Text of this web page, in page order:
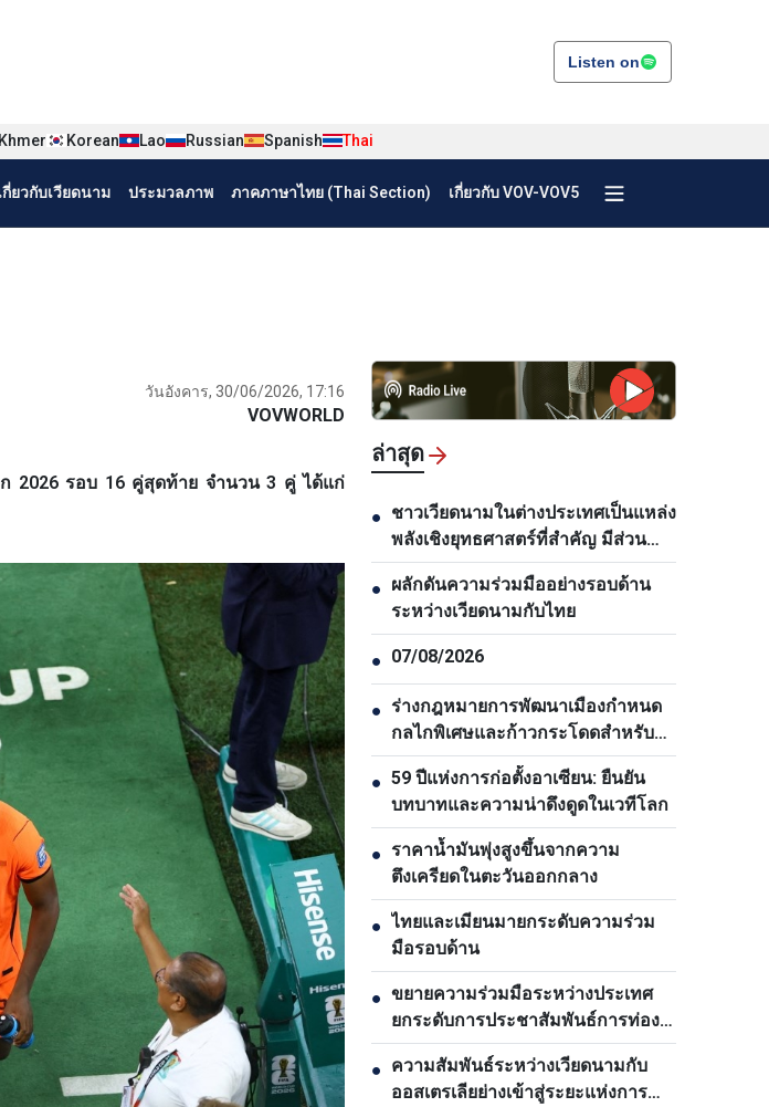
Listen on
Khmer Korean Lao Russian Spanish Thai
ยวกับเวียดนาม ประมวลภาพ ภาคภาษาไทย (Thai Section) เกี่ยวกับ VOV-VOV5
วันอังคาร, 30/06/2026, 17:16
VOVWORLD
ก 2026 รอบ 16 คู่สุดท้าย จำนวน 3 คู่ ได้แก่
ล่าสุด
● ชาวเวียดนามในต่างประเทศเป็นแหล่ง
พลังเชิงยุทธศาสตร์ที่สำคัญ มีส่วน
ช่วยยกระดับพลังรวมของชาติ
● ผลักดันความร่วมมืออย่างรอบด้าน
ระหว่างเวียดนามกับไทย
● 07/08/2026
● ร่างกฎหมายการพัฒนาเมืองกำหนด
กลไกพิเศษและก้าวกระโดดสำหรับ
นครโฮจิมินห์
● 59 ปีแห่งการก่อตั้งอาเซียน: ยืนยัน
บทบาทและความน่าดึงดูดในเวทีโลก
● ราคาน้ำมันพุ่งสูงขึ้นจากความ
ตึงเครียดในตะวันออกกลาง
● ไทยและเมียนมายกระดับความร่วม
มือรอบด้าน
● ขยายความร่วมมือระหว่างประเทศ
ยกระดับการประชาสัมพันธ์การท่อง
เที่ยวเวียดนาม
● ความสัมพันธ์ระหว่างเวียดนามกับ
ออสเตรเลียย่างเข้าสู่ระยะแห่งการ